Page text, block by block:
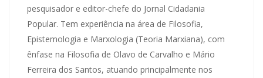
pesquisador e editor-chefe do Jornal Cidadania
Popular. Tem experiência na área de Filosofia,
Epistemologia e Marxologia (Teoria Marxiana), com
ênfase na Filosofia de Olavo de Carvalho e Mário
Ferreira dos Santos, atuando principalmente nos